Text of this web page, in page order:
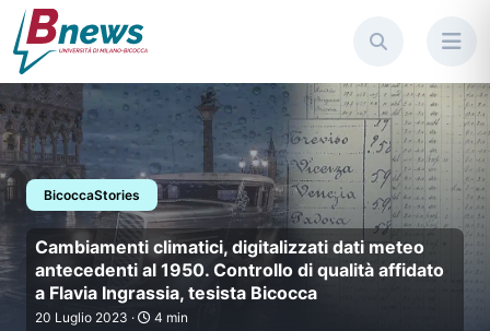
BicoccaStories
Cambiamenti climatici,
Cambiamenti climatici, digitalizzati dati meteo
antecedenti al 1950. Controllo di qualità affidato
a Flavia Ingrassia, tesista Bicocca
20 Luglio 2023 · 4 min